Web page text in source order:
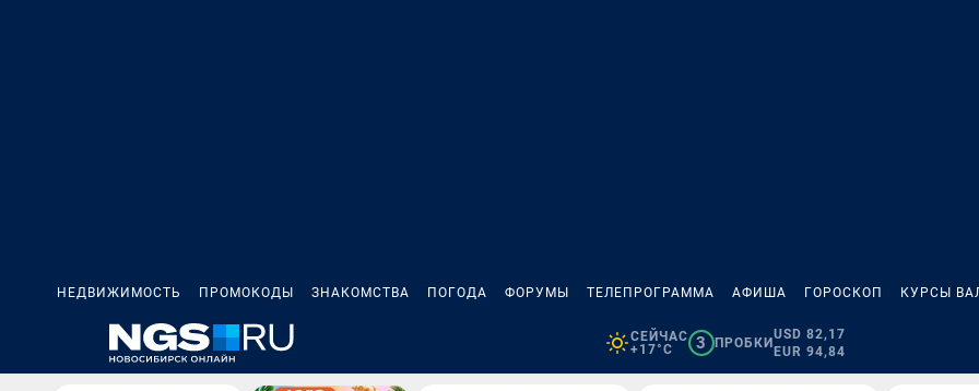
НЕДВИЖИМОСТЬ ПРОМОКОДЫ ЗНАКОМСТВА ПОГОДА ФОРУМЫ ТЕЛЕПРОГРАММА АФИША ГОРОСКОП КУРСЫ
СЕЙЧАС
+17°C
3 ПРОБКИ
USD 82,17
EUR 94,84